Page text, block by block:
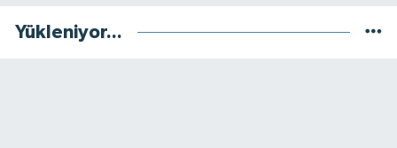
Yükleniyor...